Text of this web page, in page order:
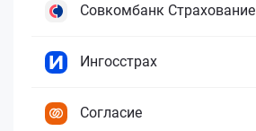
Совкомбанк Страхование
Ингосстрах
Согласие